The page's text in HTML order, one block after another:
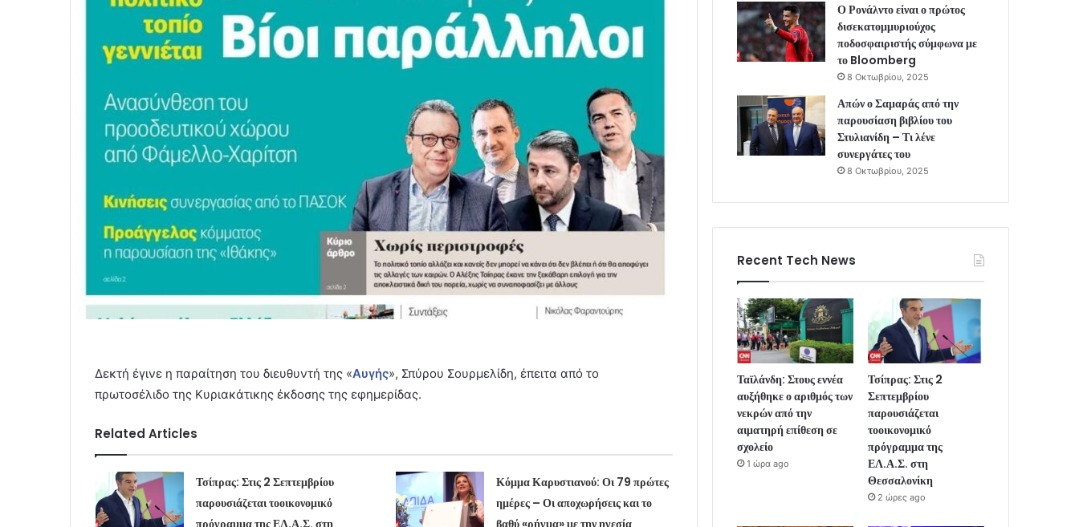
Δεκτή έγινε η παραίτηση του διευθυντή της «Αυγής», Σπύρου Σουρμελίδη, έπειτα από το
πρωτοσέλιδο της Κυριακάτικης έκδοσης της εφημερίδας.
Related Articles
Τσίπρας: Στις 2 Σεπτεμβρίου
παρουσιάζεται τοοικονομικό
πρόγραμμα της ΕΛ.Α.Σ. στη
Κόμμα Καρυστιανού: Οι 79 πρώτες
ημέρες – Οι αποχωρήσεις και το
βαθύ «ρήγμα» με την ηγεσία
Ο Ρονάλντο είναι ο πρώτος
δισεκατομμυριούχος
ποδοσφαιριστής σύμφωνα με
το Bloomberg
8 Οκτωβρίου, 2025
Απών ο Σαμαράς από την
παρουσίαση βιβλίου του
Στυλιανίδη – Τι λένε
συνεργάτες του
8 Οκτωβρίου, 2025
Recent Tech News
Ταϊλάνδη: Στους εννέα
αυξήθηκε ο αριθμός των
νεκρών από την
αιματηρή επίθεση σε
σχολείο
1 ώρα ago
Τσίπρας: Στις 2
Σεπτεμβρίου
παρουσιάζεται
τοοικονομικό
πρόγραμμα της
ΕΛ.Α.Σ. στη
Θεσσαλονίκη
2 ώρες ago